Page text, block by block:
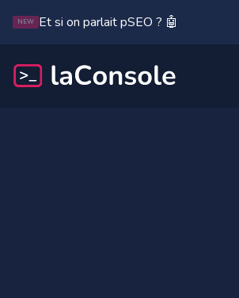
NEW Et si on parlait pSEO ? 🤖